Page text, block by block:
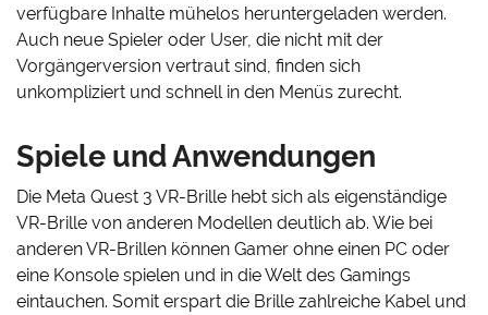
verfügbare Inhalte mühelos heruntergeladen werden.
Auch neue Spieler oder User, die nicht mit der
Vorgängerversion vertraut sind, finden sich
unkompliziert und schnell in den Menüs zurecht.
Spiele und Anwendungen
Die Meta Quest 3 VR-Brille hebt sich als eigenständige
VR-Brille von anderen Modellen deutlich ab. Wie bei
anderen VR-Brillen können Gamer ohne einen PC oder
eine Konsole spielen und in die Welt des Gamings
eintauchen. Somit erspart die Brille zahlreiche Kabel und